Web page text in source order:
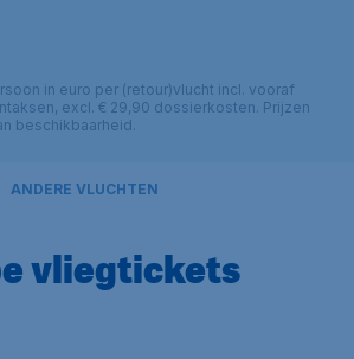
in euro per (retour)vlucht incl. vooraf
excl. € 29,90 dossierkosten. Prijzen
beschikbaarheid.
ANDERE VLUCHTEN
vliegtickets